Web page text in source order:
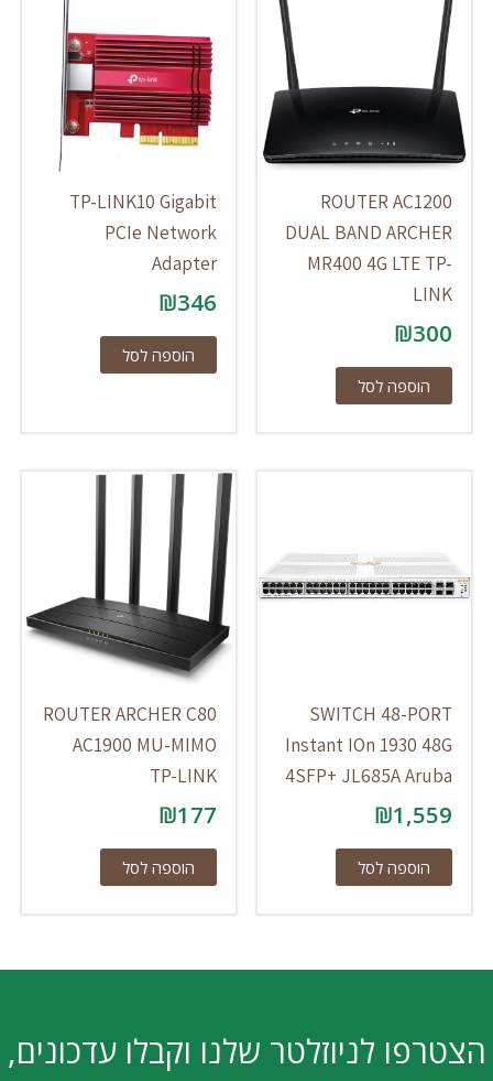
ROUTER AC1200
DUAL BAND ARCHER
MR400 4G LTE TP-
LINK
₪300
הוספה לסל
TP-LINK10 Gigabit
PCIe Network
Adapter
₪346
הוספה לסל
SWITCH 48-PORT
Instant IOn 1930 48G
4SFP+ JL685A Aruba
₪1,559
הוספה לסל
ROUTER ARCHER C80
AC1900 MU-MIMO
TP-LINK
₪177
הוספה לסל
הצטרפו לניוזלטר שלנו וקבלו עדכונים,